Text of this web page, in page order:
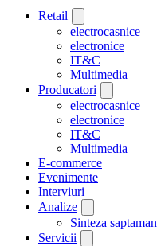
Retail
electrocasnice
electronice
IT&C
Multimedia
Producatori
electrocasnice
electronice
IT&C
Multimedia
E-commerce
Evenimente
Interviuri
Analize
Sinteza
Servicii